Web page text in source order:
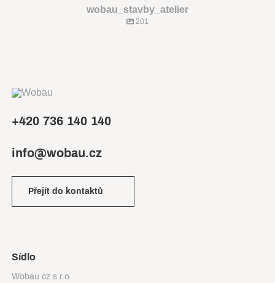
wobau_stavby_atelier
201
+420 736 140 140
info@wobau.cz
Přejít do kontaktů
Sídlo
Wobau cz s.r.o.